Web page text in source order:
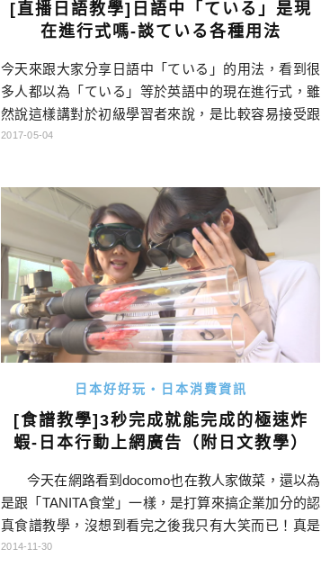
[直播日語教學]日語中「ている」是現
在進行式嗎-談ている各種用法
今天來跟大家分享日語中「ている」的用法，看到很
多人都以為「ている」等於英語中的現在進行式，雖
然說這樣講對於初級學習者來說，是比較容易接受跟
理解，但其實日語的「ている」用途更廣，如果單單
理解錯誤了。 今天就要來跟大家聊聊「ている」的三
大用法，希望大家都能有所進步哦! 想上酒雄老師的
課: 2017酒雄日語教室 […]…
2017-05-04
日本好好玩・日本消費資訊
[食譜教學]3秒完成就能完成的極速炸
蝦-日本行動上網廣告（附日文教學）
今天在網路看到docomo也在教人家做菜，還以為
是跟「TANITA食堂」一樣，是打算來搞企業加分的認
真食譜教學，沒想到看完之後我只有大笑而已！真是
不得不佩服他們的創意啊！ 三秒クッキング （O
2014-11-30